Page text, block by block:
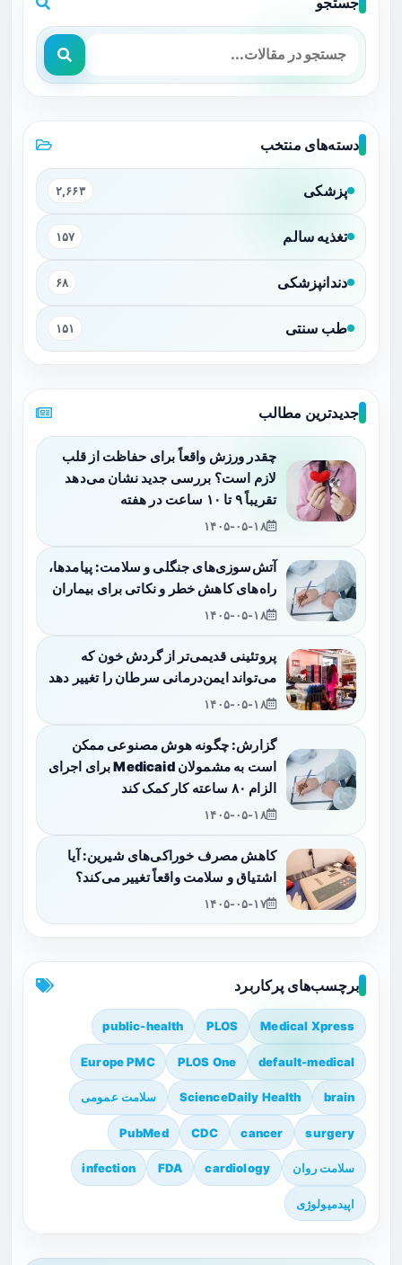
دسته‌های منتخب
پزشکی ۲,۶۶۳
تغذیه سالم ۱۵۷
دندانپزشکی ۶۸
طب سنتی ۱۵۱
جدیدترین مطالب
چقدر ورزش واقعاً برای حفاظت از قلب
لازم است؟ بررسی جدید نشان می‌دهد
تقریباً ۹ تا ۱۰ ساعت در هفته
۱۴۰۵-۰۵-۱۸
آتش‌سوزی‌های جنگلی و سلامت: پیامدها،
راه‌های کاهش خطر و نکاتی برای بیماران
۱۴۰۵-۰۵-۱۸
پروتئینی قدیمی‌تر از گردش خون که
می‌تواند ایمن‌درمانی سرطان را تغییر دهد
۱۴۰۵-۰۵-۱۸
گزارش: چگونه هوش مصنوعی ممکن
است به مشمولان Medicaid برای اجرای
الزام ۸۰ ساعته کار کمک کند
۱۴۰۵-۰۵-۱۸
کاهش مصرف خوراکی‌های شیرین: آیا
اشتیاق و سلامت واقعاً تغییر می‌کند؟
۱۴۰۵-۰۵-۱۷
برچسب‌های پرکاربرد
Medical Xpress
PLOS
public-health
default-medical
PLOS One
Europe PMC
brain
ScienceDaily Health سلامت عمومی
surgery
cancer
CDC
PubMed
سلامت روان cardiology
FDA
infection
اپیدمیولوژی